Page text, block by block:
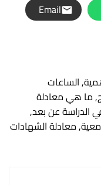
Email
,الساعات
,ما هي معادلة
الدراسة عن بعد,
,معادلة الشهادات